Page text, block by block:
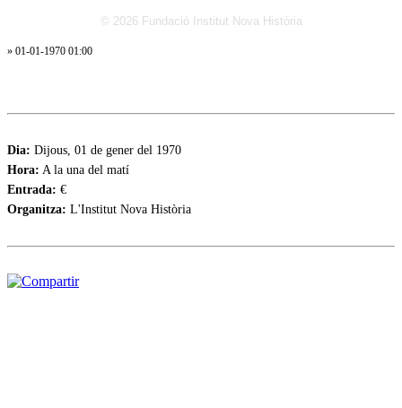
© 2026 Fundació Institut Nova Història
» 01-01-1970 01:00
Dia: Dijous, 01 de gener del 1970
Hora: A la una del matí
Entrada: €
Organitza: L'Institut Nova Història